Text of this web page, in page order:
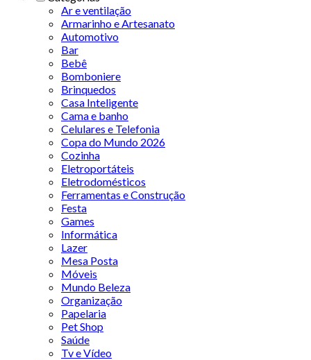
Ar e ventilação
Armarinho e Artesanato
Automotivo
Bar
Bebê
Bomboniere
Brinquedos
Casa Inteligente
Cama e banho
Celulares e Telefonia
Copa do Mundo 2026
Cozinha
Eletroportáteis
Eletrodomésticos
Ferramentas e Construção
Festa
Games
Informática
Lazer
Mesa Posta
Móveis
Mundo Beleza
Organização
Papelaria
Pet Shop
Saúde
Tv e Vídeo